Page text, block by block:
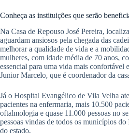
Conheça as instituições que serão
Na Casa de Repouso José Pereira,
aguardam ansiosos pela chegada das
melhorar a qualidade de vida e a
mulheres, com idade média de 70 anos,
essencial para uma vida mais confortável
Junior Marcelo, que é coordenador da
Já o Hospital Evangélico de Vila Velha
pacientes na enfermaria, mais 10.500
oftalmologia e quase 11.000 pessoas no
pessoas vindas de todos os municípios
do estado.